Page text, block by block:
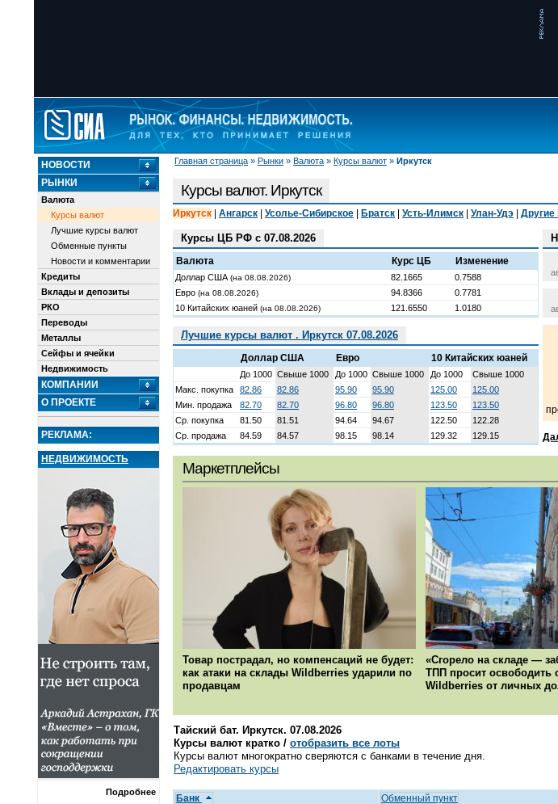
Главная страница » Рынки » Валюта » Курсы валют » Иркутск
НОВОСТИ
РЫНКИ
Валюта
Курсы валют
Лучшие курсы валют
Обменные пункты
Новости и комментарии
Кредиты
Вклады и депозиты
РКО
Переводы
Металлы
Сейфы и ячейки
Недвижимость
КОМПАНИИ
О ПРОЕКТЕ
РЕКЛАМА:
НЕДВИЖИМОСТЬ
Подробнее
Курсы валют. Иркутск
Иркутск Ангарск Усолье-Сибирское Братск Усть-Илимск Улан-Удэ Другие
Курсы ЦБ РФ с 07.08.2026
Валюта Курс ЦБ Изменение
Доллар США (на 08.08.2026) 82.1665
0.7588
Евро (на 08.08.2026) 94.8366
0.7781
10 Китайских юаней (на 08.08.2026) 121.6550 1.0180
Лучшие курсы валют . Иркутск 07.08.2026
Доллар США Евро 10 Китайских юаней
До 1000 Свыше 1000 До 1000 Свыше 1000 До 1000
Свыше 1000
Макс. покупка
82.86 82.86 95.90 95.90 125.00
125.00
Мин. продажа
82.70 82.70 96.80 96.80 123.50
123.50
Ср. покупка
81.50 81.51 94.64 94.67 122.50
122.28
Ср. продажа
84.59 84.57 98.15 98.14 129.32 129.15
Маркетплейсы
Товар пострадал, но компенсаций не будет:
как атаки на склады Wildberries ударили по
продавцам
«Сгорело на складе —
ТПП просит освободить
Wildberries от личных
Тайский бат. Иркутск. 07.08.2026
Курсы валют кратко / отобразить все лоты
Курсы валют многократно сверяются с банками в течение дня.
Редактировать курсы
Банк Обменный пункт